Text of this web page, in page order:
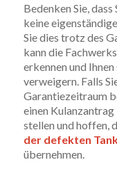
Bedenken Sie,
keine
Sie dies trotz des
kann die
erkennen und
verweigern. Falls
Garantiezeitraum
einen
stellen und hoffen,
der defekten
übernehmen.